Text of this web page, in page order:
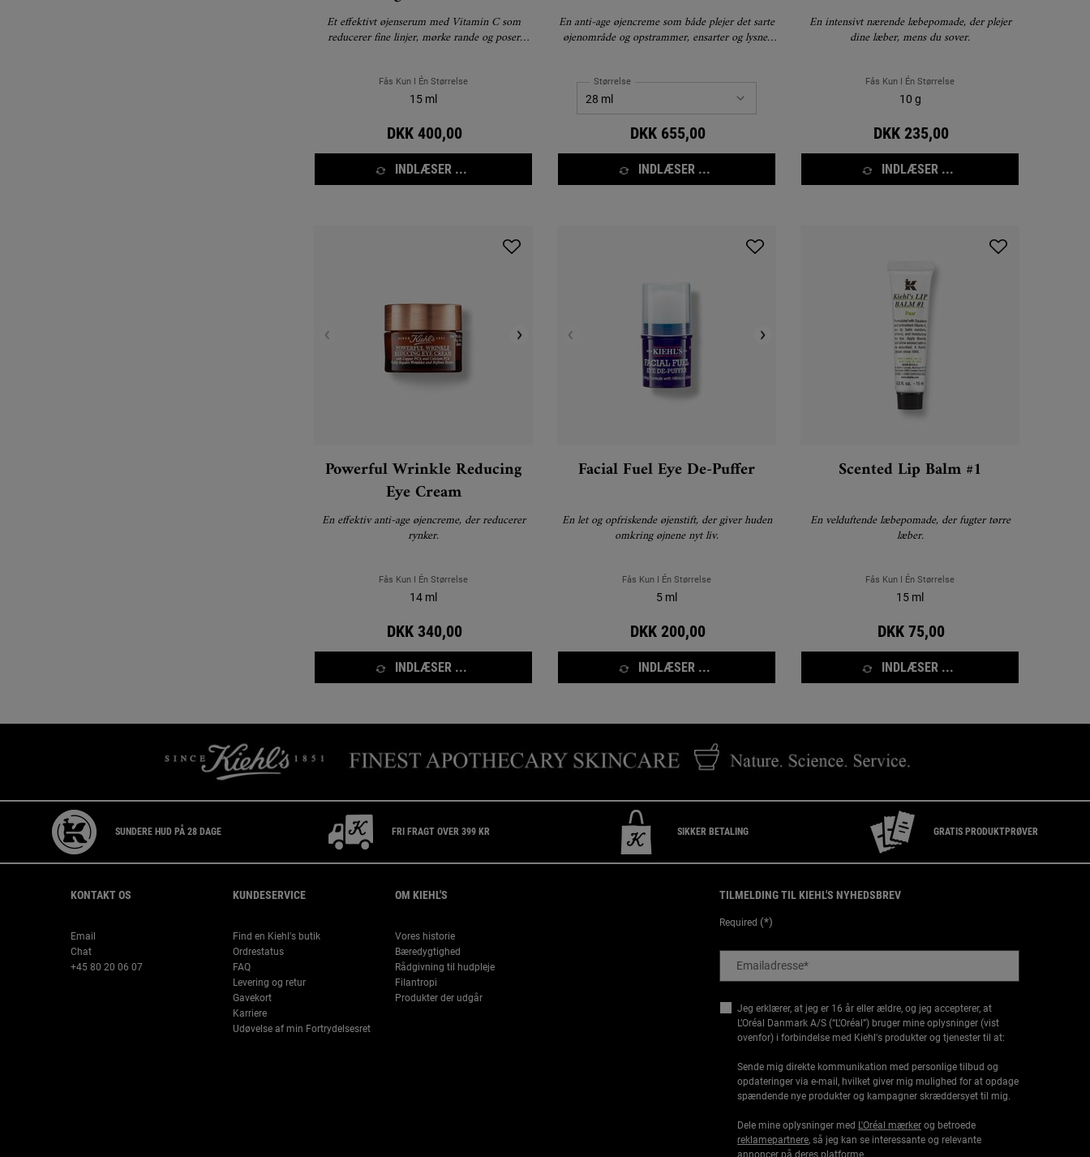
Diminishing Vitamin C Eye
Serum
Et effektivt øjenserum med Vitamin C som
reducerer fine linjer, mørke rande og poser
Fås Kun I Én Størrelse
15 ml
DKK 400,00
INDLÆSER ...
En anti-age øjencreme som både plejer det sarte
øjenområde og opstrammer, ensarter og lysner
Størrelse
DKK 655,00
INDLÆSER ...
En intensivt nærende læbepomade, der plejer
dine læber, mens du sover.
Fås Kun I Én Størrelse
10 g
DKK 235,00
INDLÆSER ...
Powerful Wrinkle Reducing
Eye Cream
En effektiv anti-age øjencreme, der reducerer
rynker.
Fås Kun I Én Størrelse
14 ml
DKK 340,00
INDLÆSER ...
Facial Fuel Eye De-Puffer
En let og opfriskende øjenstift, der giver huden
omkring øjnene nyt liv.
Fås Kun I Én Størrelse
5 ml
DKK 200,00
INDLÆSER ...
Scented Lip Balm #1
En velduftende læbepomade, der fugter tørre
læber.
Fås Kun I Én Størrelse
15 ml
DKK 75,00
INDLÆSER ...
SUNDERE HUD PÅ 28 DAGE FRI FRAGT OVER 399 KR SIKKER BETALING GRATIS PRODUKTPRØVER
KONTAKT OS
Email
Chat
+45 80 20 06 07
KUNDESERVICE
Find en Kiehl's butik
Ordrestatus
FAQ
Levering og retur
Gavekort
Karriere
Udøvelse af min Fortrydelsesret
OM KIEHL'S
Vores historie
Bæredygtighed
Rådgivning til hudpleje
Filantropi
Produkter der udgår
TILMELDING TIL KIEHL'S NYHEDSBREV
Required (*)
Emailadresse*
Jeg erklærer, at jeg er 16 år eller ældre, og jeg accepterer, at
L’Oréal Danmark A/S (“L’Oréal”) bruger mine oplysninger (vist
ovenfor) i forbindelse med Kiehl's produkter og tjenester til at:
Sende mig direkte kommunikation med personlige tilbud og
opdateringer via e-mail, hvilket giver mig mulighed for at opdage
spændende nye produkter og kampagner skræddersyet til mig.
Dele mine oplysninger med L'Oréal mærker og betroede
reklamepartnere, så jeg kan se interessante og relevante
annoncer på deres platforme.